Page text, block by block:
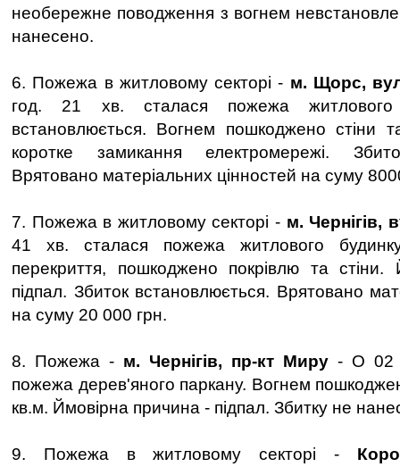
необережне поводження з вогнем
нанесено.
6. Пожежа в житловому секторі - м. Щорс,
год. 21 хв. сталася пожежа житлового
встановлюється. Вогнем пошкоджено стіни
коротке замикання електромережі.
Врятовано матеріальних цінностей на суму
7. Пожежа в житловому секторі - м. Чернігів,
41 хв. сталася пожежа житлового
перекриття, пошкоджено покрівлю та
підпал. Збиток встановлюється. Врятовано
на суму 20 000 грн.
8. Пожежа - м. Чернігів, пр-кт Миру - О 02
пожежа дерев'яного паркану. Вогнем
кв.м. Ймовірна причина - підпал. Збитку не
9. Пожежа в житловому секторі -